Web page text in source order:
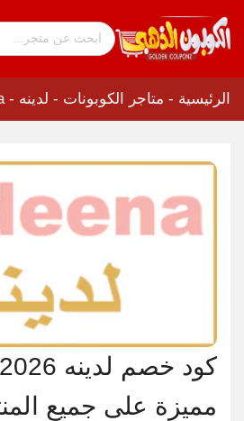
الرئيسية - متاجر الكوبونات - لدينه - Ladeena
مميزة على جميع